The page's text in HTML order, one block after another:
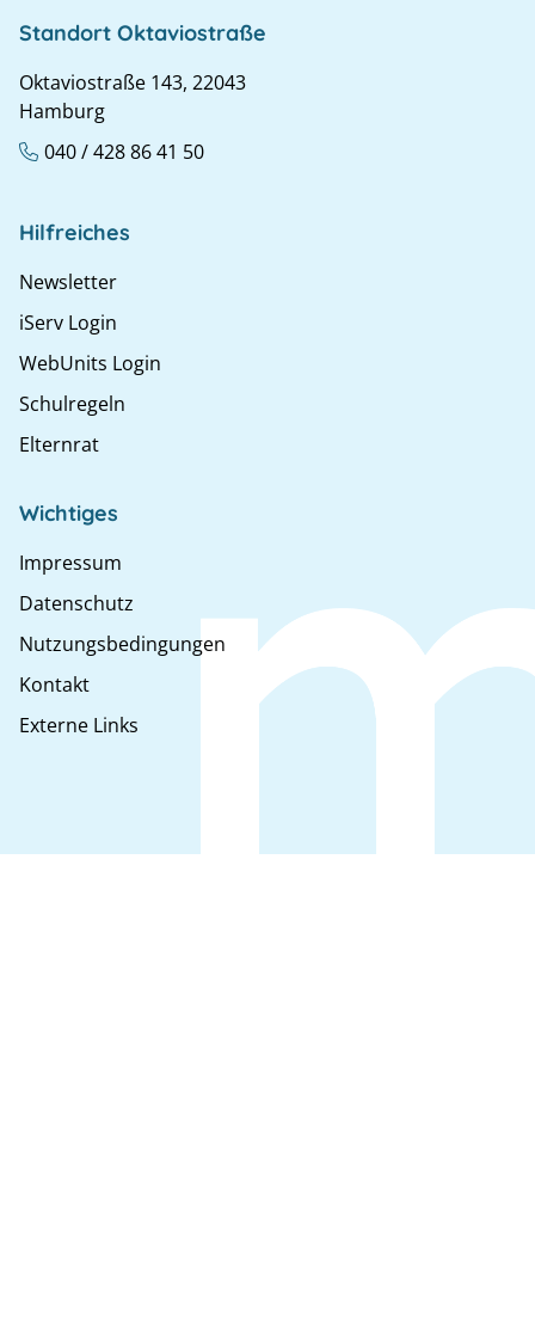
Standort Oktaviostraße
Oktaviostraße 143, 22043
Hamburg
040 / 428 86 41 50
Hilfreiches
Newsletter
iServ Login
WebUnits Login
Schulregeln
Elternrat
Wichtiges
Impressum
Datenschutz
Nutzungsbedingungen
Kontakt
Externe Links